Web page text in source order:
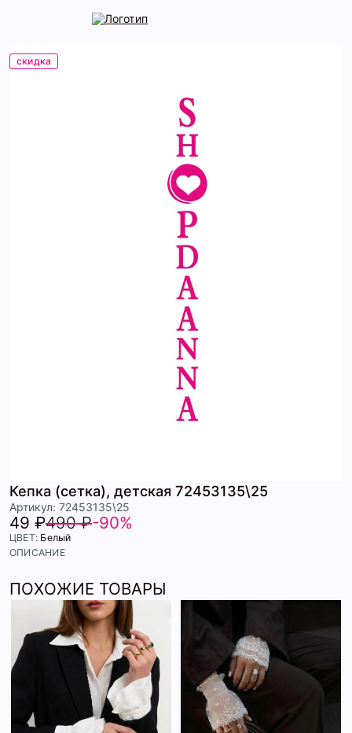
скидка
Кепка (сетка), детская 72453135\25
Артикул: 72453135\25
49 ₽490 ₽-90%
ЦВЕТ: Белый
ОПИСАНИЕ
ПОХОЖИЕ ТОВАРЫ